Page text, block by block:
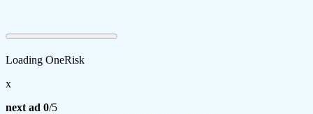
Loading OneRisk
x
next ad 0/5